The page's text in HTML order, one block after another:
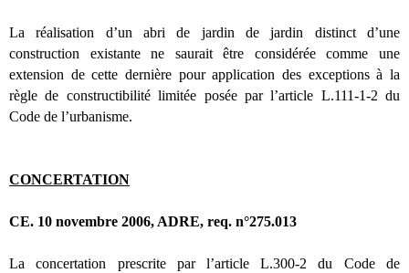
La réalisation d’un abri de jardin de jardin distinct d’une
construction existante ne saurait être considérée comme une
extension de cette dernière pour application des exceptions à la
règle de constructibilité limitée posée par l’article L.111-1-2 du
Code de l’urbanisme.
CONCERTATION
CE. 10 novembre 2006, ADRE, req. n°275.013
La concertation prescrite par l’article L.300-2 du Code de